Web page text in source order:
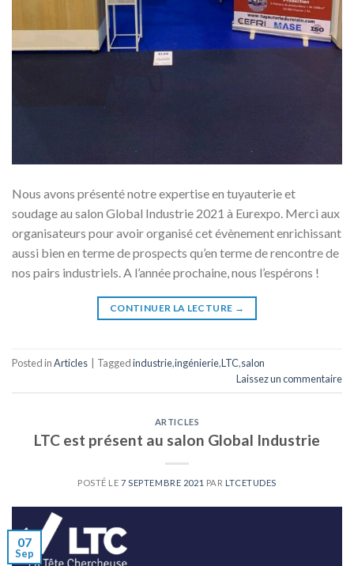
Nous avons présenté notre expertise en tuyauterie et
soudage au salon Global Industrie 2021 à Eurexpo. Merci aux
organisateurs pour avoir organisé cet évènement enrichissant
aussi bien en terme de prospects qu’en terme de rencontre de
nos pairs industriels. A l’année prochaine, nous l’espérons !
CONTINUER LA LECTURE →
Posted inArticles Taggedindustrie,ingénierie,LTC,salon
Laissez un commentaire
ARTICLES
LTC est présent au salon Global Industrie
POSTÉ LE7 SEPTEMBRE 2021 PAR LTCETUDES
07
Sep